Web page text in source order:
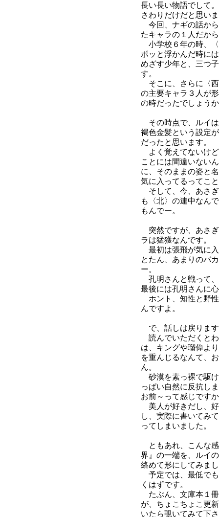
長い長い物語でして
さわりだけだと思い
今回、ナギの話か
たキャラの１人だか
小学校６年の時、
ポッと浮かんだ時に
めざす少年と、三つ
す。
そこに、さらに〈
の主要キャラ３人が
の時だったでしょう
その時点で、ルイ
褐色金髪という設定
だったと思います。
よく覚えてないけ
ことには間違いない
に、そのままの姿と
気に入ってるってこ
そして、今、あさ
も〈北〉の連中なん
もんでー。
突然ですが、あさ
ラは猛獲なんです。
最初は張飛が気に
とたん、あまりのバ
ー。
孔明さんと戦って
最後には孔明さんに
ホント、知性と野
んですよ。
で、話しは戻りま
読んでいただくと
は、キングや瑠偉よ
を重んじるなんて、
ん。
砂漠を素っ裸で駆
っぱい自然に反抗し
お前～って感じです
美人が好きだし、
し、実際に書いてみ
ってしまいました。
ともあれ、こんな
界』の一端を、ルイ
絡めて形にしてみま
予定では、最低で
くはずです。
たぶん、文庫本１
が、ちょこちょこ更
いたら覗いてみて下